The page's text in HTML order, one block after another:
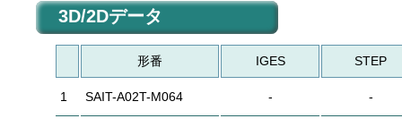
3D/2Dデータ
形番 IGES STEP
1 SAIT-A02T-M064 - -